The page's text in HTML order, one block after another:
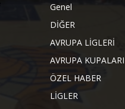
Genel
DİĞER
AVRUPA LİGLERİ
AVRUPA KUPALARI
ÖZEL HABER
LİGLER